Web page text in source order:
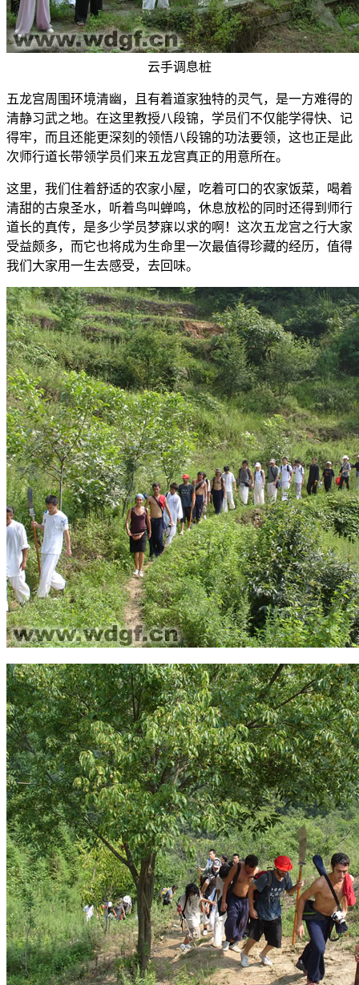
云手调息桩
五龙宫周围环境清幽，且有着道家独特的灵气，是一方难得的
清静习武之地。在这里教授八段锦，学员们不仅能学得快、记
得牢，而且还能更深刻的领悟八段锦的功法要领，这也正是此
次师行道长带领学员们来五龙宫真正的用意所在。
这里，我们住着舒适的农家小屋，吃着可口的农家饭菜，喝着
清甜的古泉圣水，听着鸟叫蝉鸣，休息放松的同时还得到师行
道长的真传，是多少学员梦寐以求的啊！这次五龙宫之行大家
受益颇多，而它也将成为生命里一次最值得珍藏的经历，值得
我们大家用一生去感受，去回味。